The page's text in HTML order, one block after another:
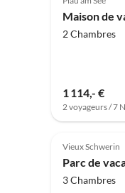
2 Chambres
1 114,- €
2 voyageurs / 7
Vieux Schwerin
3 Chambres